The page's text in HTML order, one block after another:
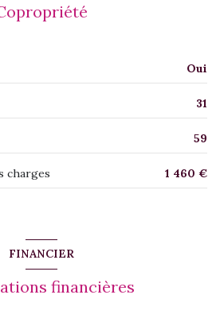
Oui
31
59
charges 1 460 €
FINANCIER
financières